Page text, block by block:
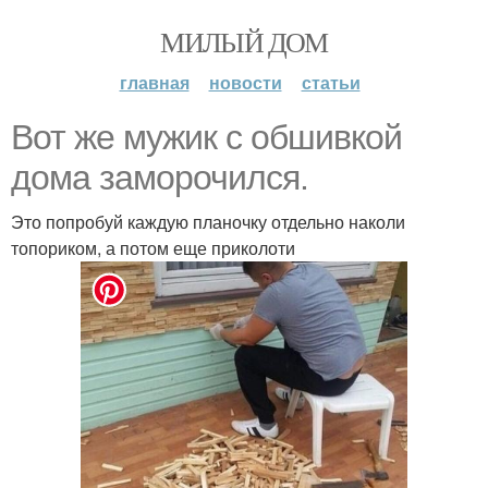
МИЛЫЙ ДОМ
главная новости статьи
Вот же мужик с обшивкой
дома заморочился.
Это попробуй каждую планочку отдельно наколи
топориком, а потом еще приколоти